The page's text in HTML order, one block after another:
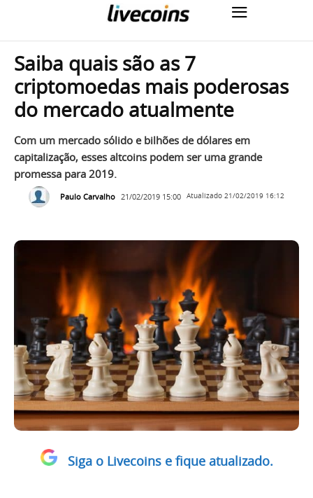
Saiba quais são as 7
criptomoedas mais poderosas
do mercado atualmente
Com um mercado sólido e bilhões de dólares em
capitalização, esses altcoins podem ser uma grande
promessa para 2019.
Paulo Carvalho 21/02/2019 15:00 Atualizado 21/02/2019 16:12
Siga o Livecoins e fique atualizado.